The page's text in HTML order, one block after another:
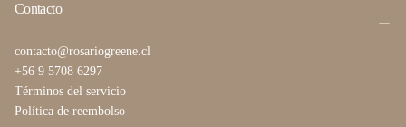
Contacto
contacto@rosariogreene.cl
+56 9 5708 6297
Términos del servicio
Política de reembolso